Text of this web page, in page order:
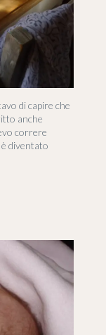
di capire che
anche
correre
diventato